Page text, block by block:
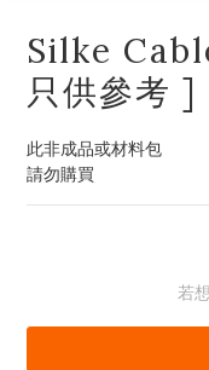
Silke
只供參考 ]
此非成品或材料包
請勿購買
若